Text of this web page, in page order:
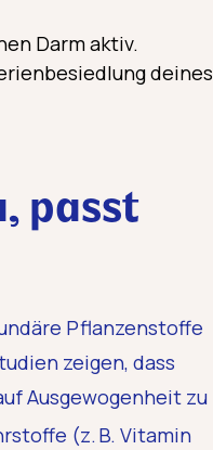
Darm aktiv.
deines
passt
Pflanzenstoffe
zeigen, dass
Ausgewogenheit zu
(z. B. Vitamin